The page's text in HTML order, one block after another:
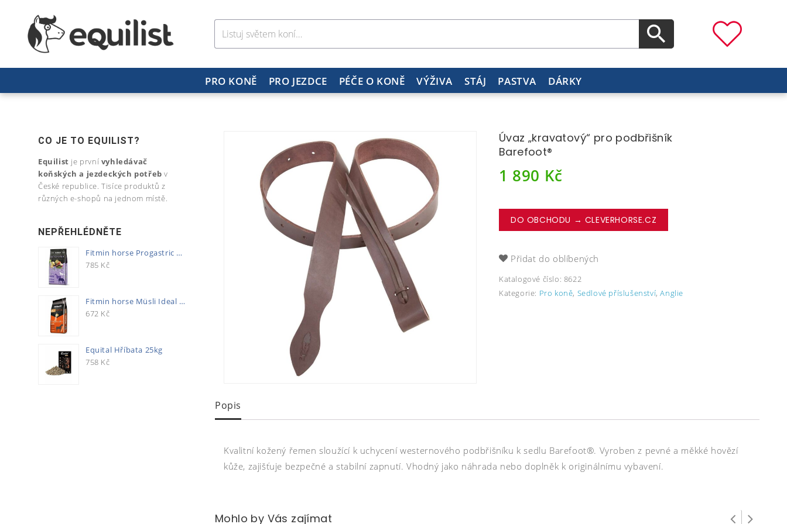
PRO KONĚ PRO JEZDCE PÉČE O KONĚ VÝŽIVA STÁJ PASTVA DÁRKY
Úvaz „kravatový“ pro podbřišník
Barefoot®
1 890 Kč
DO OBCHODU → CLEVERHORSE.CZ
Přidat do oblíbených
Katalogové číslo: 8622
Kategorie: Pro koně, Sedlové příslušenství,Anglie
Popis
Kvalitní kožený řemen sloužící k uchycení westernového podbřišníku k sedlu Barefoot®. Vyroben z pevné a měkké hovězí
kůže, zajišťuje bezpečné a stabilní zapnutí. Vhodný jako náhrada nebo doplněk k originálnímu vybavení.
Mohlo by Vás zajímat
CO JE TO EQUILIST?
Equilist je první vyhledávač
koňských a jezdeckých potřeb v
České republice. Tisíce produktů z
různých e-shopů na jednom místě.
NEPŘEHLÉDNĚTE
Fitmin horse Progastric 20kg
785 Kč
Fitmin horse Müsli Ideal 20kg
672 Kč
Equital Hříbata 25kg
758 Kč